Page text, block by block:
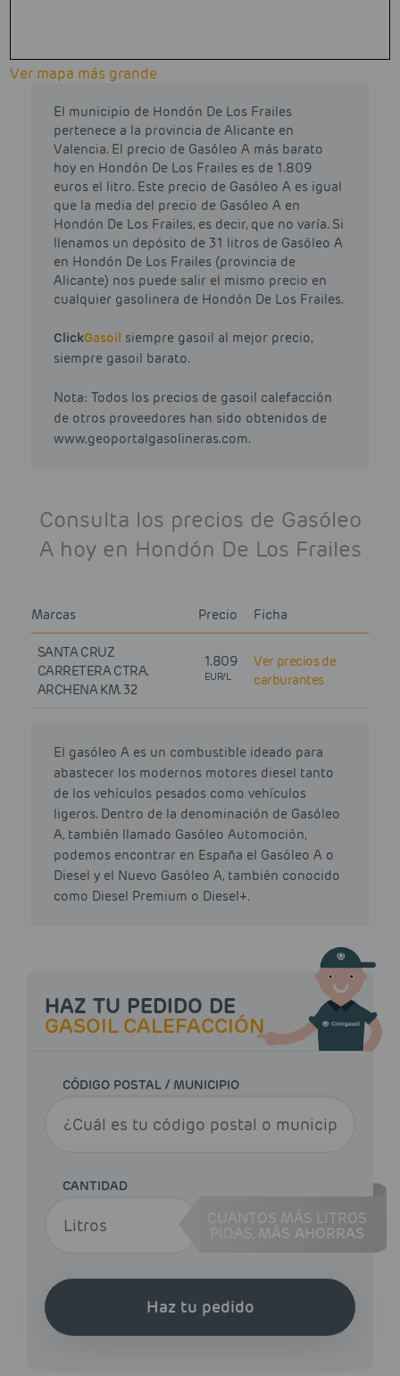
Ver mapa más grande
El municipio de Hondón De Los Frailes
pertenece a la provincia de Alicante en
Valencia. El precio de Gasóleo A más barato
hoy en Hondón De Los Frailes es de 1.809
euros el litro. Este precio de Gasóleo A es igual
que la media del precio de Gasóleo A en
Hondón De Los Frailes, es decir, que no varía. Si
llenamos un depósito de 31 litros de Gasóleo A
en Hondón De Los Frailes (provincia de
Alicante) nos puede salir el mismo precio en
cualquier gasolinera de Hondón De Los Frailes.
ClickGasoil siempre gasoil al mejor precio,
siempre gasoil barato.
Nota: Todos los precios de gasoil calefacción
de otros proveedores han sido obtenidos de
www.geoportalgasolineras.com.
Consulta los precios de Gasóleo
A hoy en Hondón De Los Frailes
Marcas Precio Ficha
SANTA CRUZ
CARRETERA CTRA.
ARCHENA KM. 32
1.809
EUR/L
Ver precios de
carburantes
El gasóleo A es un combustible ideado para
abastecer los modernos motores diesel tanto
de los vehículos pesados como vehículos
ligeros. Dentro de la denominación de Gasóleo
A, también llamado Gasóleo Automoción,
podemos encontrar en España el Gasóleo A o
Diesel y el Nuevo Gasóleo A, también conocido
como Diesel Premium o Diesel+.
HAZ TU PEDIDO DE
GASOIL CALEFACCIÓN
CÓDIGO POSTAL / MUNICIPIO
CANTIDAD
CUANTOS MÁS LITROS
MÁS AHORRAS
Haz tu pedido